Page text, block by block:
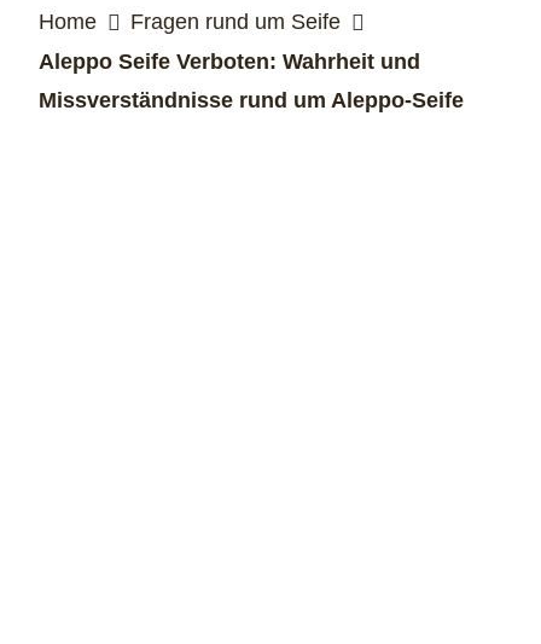
Home
Fragen rund um Seife
Aleppo Seife Verboten: Wahrheit und
Missverständnisse rund um Aleppo-Seife